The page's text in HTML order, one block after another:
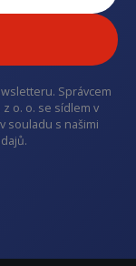
Správcem
o. o. se sídlem v
souladu s našimi